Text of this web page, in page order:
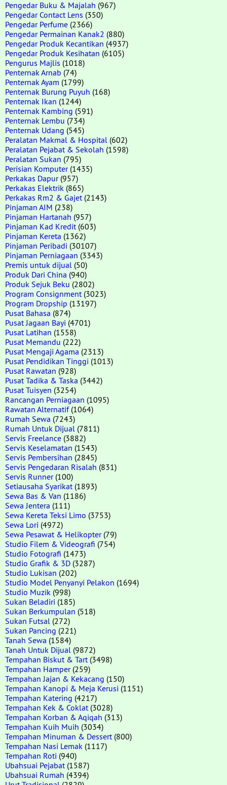
Pengedar Buku & Majalah (967)
Pengedar Contact Lens (350)
Pengedar Perfume (2366)
Pengedar Permainan Kanak2 (880)
Pengedar Produk Kecantikan (4937)
Pengedar Produk Kesihatan (6105)
Pengurus Majlis (1018)
Penternak Arnab (74)
Penternak Ayam (1799)
Penternak Burung Puyuh (168)
Penternak Ikan (1244)
Penternak Kambing (591)
Penternak Lembu (734)
Penternak Udang (545)
Peralatan Makmal & Hospital (602)
Peralatan Pejabat & Sekolah (1598)
Peralatan Sukan (795)
Perisian Komputer(1435)
Perkakas Dapur(957)
Perkakas Elektrik (865)
Perkakas Rm2 & Gajet (2143)
Pinjaman AIM (238)
Pinjaman Hartanah (957)
Pinjaman Kad Kredit (603)
Pinjaman Kereta (1362)
Pinjaman Peribadi (30107)
Pinjaman Perniagaan (3343)
Premis untuk dijual (50)
Produk Dari China (940)
Produk Sejuk Beku (2802)
Program Consignment (3023)
Program Dropship (13197)
Pusat Bahasa (874)
Pusat Jagaan Bayi (4701)
Pusat Latihan (1558)
Pusat Memandu (222)
Pusat Mengaji Agama (2313)
Pusat Pendidikan Tinggi (1013)
Pusat Rawatan (928)
Pusat Tadika & Taska (3442)
Pusat Tuisyen (3254)
Rancangan Perniagaan (1095)
Rawatan Alternatif(1064)
Rumah Sewa (7243)
Rumah Untuk Dijual (7811)
Servis Freelance (3882)
Servis Keselamatan (1543)
Servis Pembersihan (2845)
Servis Pengedaran Risalah (831)
Servis Runner(100)
Setiausaha Syarikat (1893)
Sewa Bas & Van (1186)
Sewa Jentera (111)
Sewa Kereta Teksi Limo (3753)
Sewa Lori (4972)
Sewa Pesawat & Helikopter(79)
Studio Filem & Videografi (754)
Studio Fotografi (1473)
Studio Grafik & 3D (3287)
Studio Lukisan (202)
Studio Model Penyanyi Pelakon (1694)
Studio Muzik (998)
Sukan Beladiri (185)
Sukan Berkumpulan (518)
Sukan Futsal (272)
Sukan Pancing (221)
Tanah Sewa (1584)
Tanah Untuk Dijual (9872)
Tempahan Biskut & Tart (3498)
Tempahan Hamper(259)
Tempahan Jajan & Kekacang (150)
Tempahan Kanopi & Meja Kerusi (1151)
Tempahan Katering (4217)
Tempahan Kek & Coklat (3028)
Tempahan Korban & Aqiqah (313)
Tempahan Kuih Muih (3034)
Tempahan Minuman & Dessert (800)
Tempahan Nasi Lemak (1117)
Tempahan Roti (940)
Ubahsuai Pejabat (1587)
Ubahsuai Rumah (4394)